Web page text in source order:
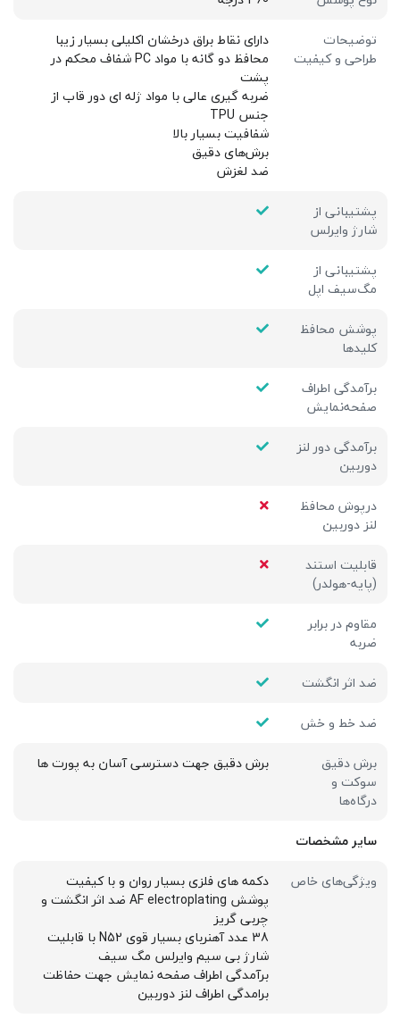
توضیحات
طراحی و کیفیت
دارای نقاط براق درخشان اکلیلی بسیار زیبا
محافظ دو گانه با مواد PC شفاف محکم در
پشت
ضربه گیری عالی با مواد ژله ای دور قاب از
جنس TPU
شفافیت بسیار بالا
برش‌های دقیق
ضد لغزش
پشتیبانی از
شارژ وایرلس
پشتیبانی از
مگ‌سیف اپل
پوشش محافظ
کلیدها
برآمدگی اطراف
صفحه‌نمایش
برآمدگی دور لنز
دوربین
درپوش محافظ
لنز دوربین
قابلیت استند
(پایه-هولدر)
مقاوم در برابر
ضربه
ضد اثر انگشت
ضد خط و خش
برش دقیق
سوکت و
درگاه‌ها
برش دقیق جهت دسترسی آسان به پورت ها
سایر مشخصات
ویژگی‌های خاص
دکمه های فلزی بسیار روان و با کیفیت
پوشش AF electroplating ضد اثر انگشت و
چربی گریز
38 عدد آهنربای بسیار قوی N52 با قابلیت
شارژ بی سیم وایرلس مگ سیف
برآمدگی اطراف صفحه نمایش جهت حفاظت
برامدگی اطراف لنز دوربین